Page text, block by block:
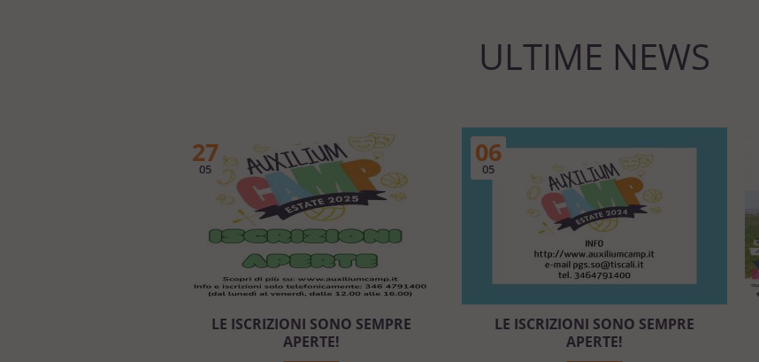
ULTIME NEWS
27
05
LE ISCRIZIONI SONO SEMPRE
APERTE!
06
05
LE ISCRIZIONI SONO SEMPRE
APERTE!